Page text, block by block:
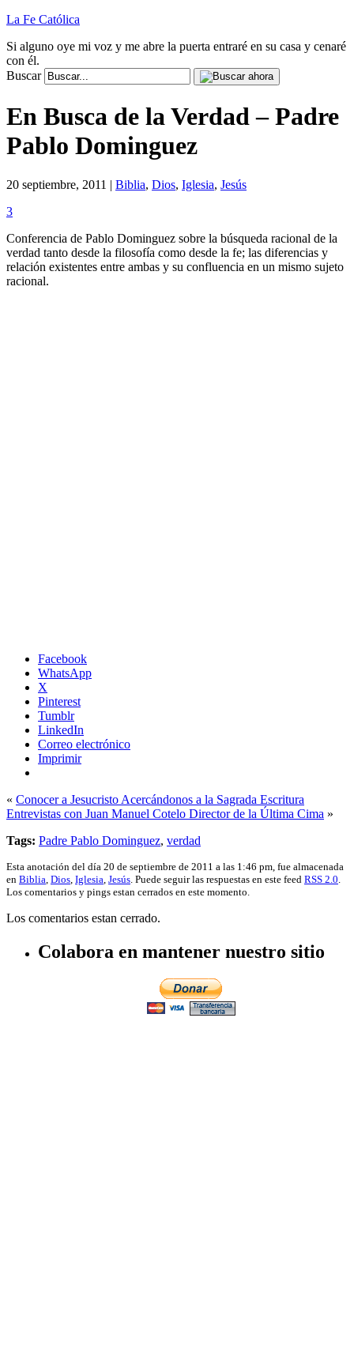
La Fe Católica
Si alguno oye mi voz y me abre la puerta entraré en su casa y cenaré
con él.
Buscar
En Busca de la Verdad – Padre
Pablo Dominguez
20 septiembre, 2011 | Biblia, Dios, Iglesia, Jesús
3
Conferencia de Pablo Dominguez sobre la búsqueda racional de la
verdad tanto desde la filosofía como desde la fe; las diferencias y
relación existentes entre ambas y su confluencia en un mismo sujeto
racional.
Facebook
WhatsApp
X
Pinterest
Tumblr
LinkedIn
Correo electrónico
Imprimir
« Conocer a Jesucristo Acercándonos a la Sagrada Escritura
Entrevistas con Juan Manuel Cotelo Director de la Última Cima »
Tags: Padre Pablo Dominguez, verdad
Esta anotación del día 20 de septiembre de 2011 a las 1:46 pm, fue almacenada
en Biblia Dios Iglesia Jesús . Puede seguir las respuestas en este feed RSS 2.0
Los comentarios y pings estan cerrados en este momento.
Los comentarios estan cerrado.
Colabora en mantener nuestro sitio